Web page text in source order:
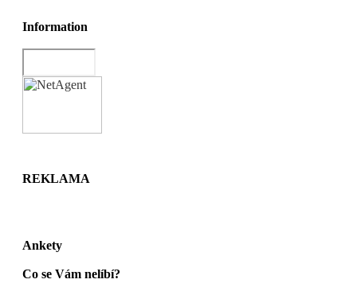
Information
REKLAMA
Ankety
Co se Vám nelíbí?